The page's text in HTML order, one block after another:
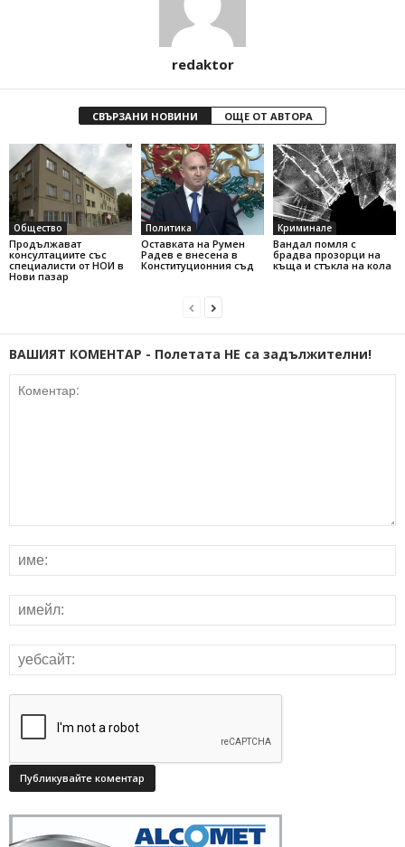
redaktor
СВЪРЗАНИ НОВИНИ ОЩЕ ОТ АВТОРА
Общество
Продължават
консултациите със
специалисти от НОИ в
Нови пазар
Политика
Оставката на Румен
Радев е внесена в
Конституционния съд
Криминале
Вандал помля с
брадва прозорци на
къща и стъкла на кола
ВАШИЯТ КОМЕНТАР - Полетата НЕ са задължителни!